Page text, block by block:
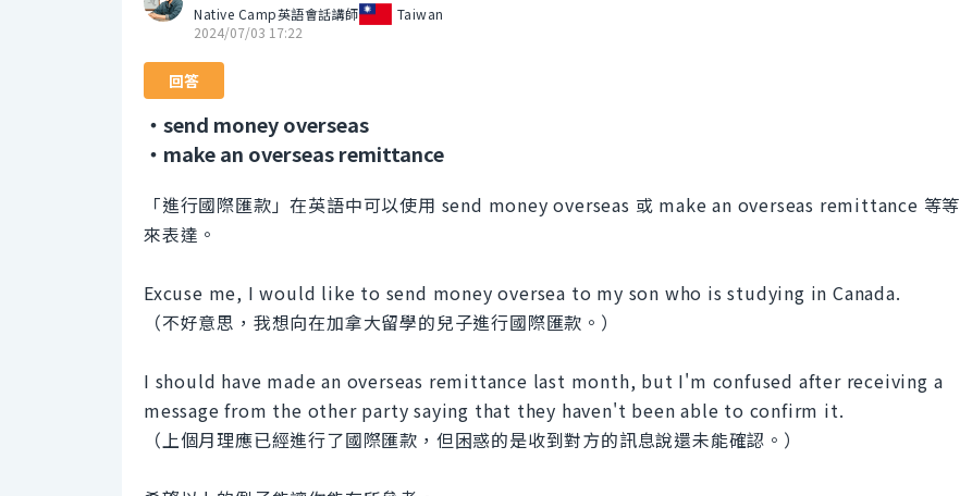
Native Camp英語會話講師
Taiwan
2024/07/03 17:22
回答
・send money overseas
・make an overseas remittance
「進行國際匯款」在英語中可以使用 send money overseas 或 make an overseas remittance 等等
來表達。
Excuse me, I would like to send money oversea to my son who is studying in Canada.
（不好意思，我想向在加拿大留學的兒子進行國際匯款。）
I should have made an overseas remittance last month, but I'm confused after receiving a
message from the other party saying that they haven't been able to confirm it.
（上個月理應已經進行了國際匯款，但困惑的是收到對方的訊息說還未能確認。）